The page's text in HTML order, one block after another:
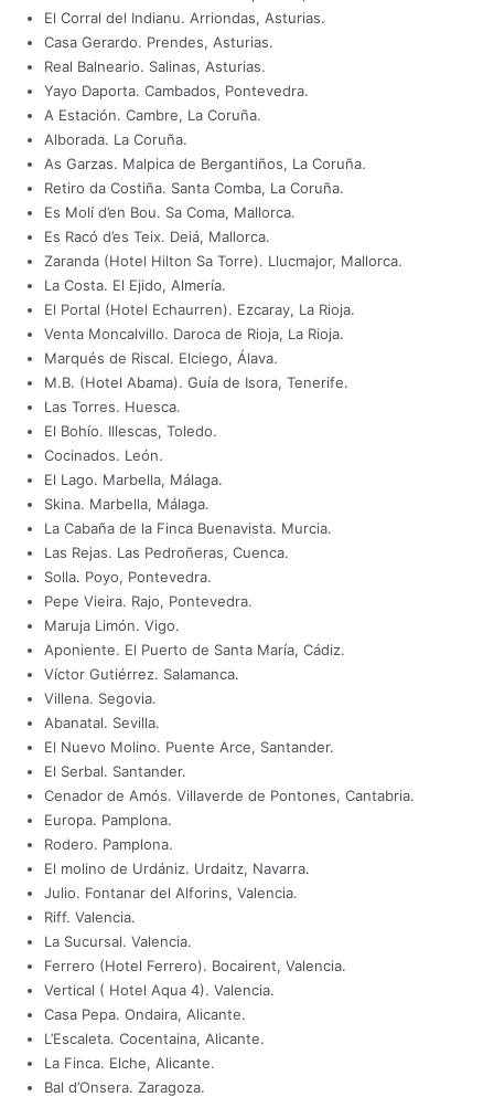
El Corral del Indianu. Arriondas, Asturias.
Casa Gerardo. Prendes, Asturias.
Real Balneario. Salinas, Asturias.
Yayo Daporta. Cambados, Pontevedra.
A Estación. Cambre, La Coruña.
Alborada. La Coruña.
As Garzas. Malpica de Bergantiños, La Coruña.
Retiro da Costiña. Santa Comba, La Coruña.
Es Molí d’en Bou. Sa Coma, Mallorca.
Es Racó d’es Teix. Deiá, Mallorca.
Zaranda (Hotel Hilton Sa Torre). Llucmajor, Mallorca.
La Costa. El Ejido, Almería.
El Portal (Hotel Echaurren). Ezcaray, La Rioja.
Venta Moncalvillo. Daroca de Rioja, La Rioja.
Marqués de Riscal. Elciego, Álava.
M.B. (Hotel Abama). Guía de Isora, Tenerife.
Las Torres. Huesca.
El Bohío. Illescas, Toledo.
Cocinados. León.
El Lago. Marbella, Málaga.
Skina. Marbella, Málaga.
La Cabaña de la Finca Buenavista. Murcia.
Las Rejas. Las Pedroñeras, Cuenca.
Solla. Poyo, Pontevedra.
Pepe Vieira. Rajo, Pontevedra.
Maruja Limón. Vigo.
Aponiente. El Puerto de Santa María, Cádiz.
Víctor Gutiérrez. Salamanca.
Villena. Segovia.
Abanatal. Sevilla.
El Nuevo Molino. Puente Arce, Santander.
El Serbal. Santander.
Cenador de Amós. Villaverde de Pontones, Cantabria.
Europa. Pamplona.
Rodero. Pamplona.
El molino de Urdániz. Urdaitz, Navarra.
Julio. Fontanar del Alforins, Valencia.
Riff. Valencia.
La Sucursal. Valencia.
Ferrero (Hotel Ferrero). Bocairent, Valencia.
Vertical ( Hotel Aqua 4). Valencia.
Casa Pepa. Ondaira, Alicante.
L’Escaleta. Cocentaina, Alicante.
La Finca. Elche, Alicante.
Bal d’Onsera. Zaragoza.